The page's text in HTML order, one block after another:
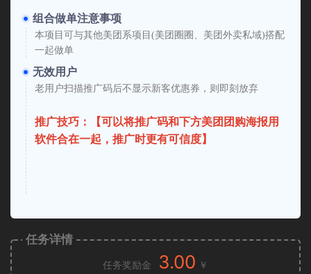
组合做单注意事项
本项目可与其他美团系项目(美团圈圈、美团外卖私域)搭配
一起做单
无效用户
老用户扫描推广码后不显示新客优惠券，则即刻放弃
推广技巧：【可以将推广码和下方美团团购海报用
软件合在一起，推广时更有可信度】
任务详情
任务奖励金 3.00 ￥